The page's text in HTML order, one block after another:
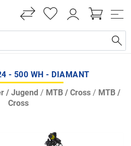
- 500 WH - DIAMANT
/ Jugend / MTB / Cross / MTB /
Cross